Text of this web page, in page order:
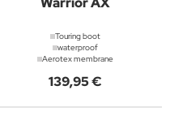
Touring boot
waterproof
Aerotex membrane
139,95 €